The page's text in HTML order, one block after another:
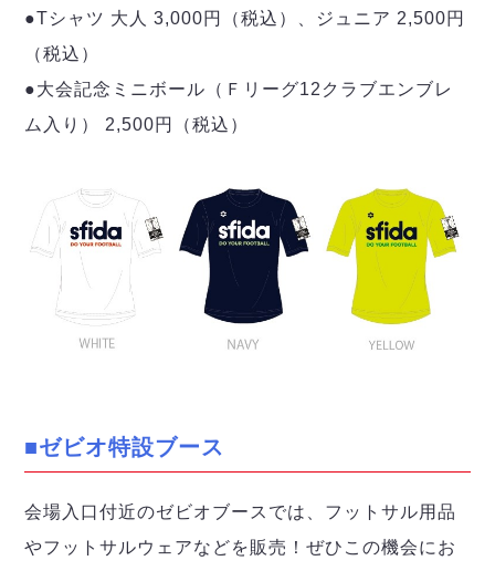
●Tシャツ 大人 3,000円（税込）、ジュニア 2,500円
（税込）
●大会記念ミニボール（Ｆリーグ12クラブエンブレ
ム入り） 2,500円（税込）
■ゼビオ特設ブース
会場入口付近のゼビオブースでは、フットサル用品
やフットサルウェアなどを販売！ぜひこの機会にお